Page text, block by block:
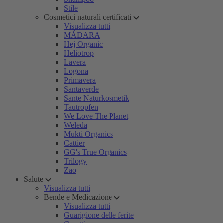
Stile
Cosmetici naturali certificati
Visualizza tutti
MÁDARA
Hej Organic
Heliotrop
Lavera
Logona
Primavera
Santaverde
Sante Naturkosmetik
Tautropfen
We Love The Planet
Weleda
Mukti Organics
Cattier
GG's True Organics
Trilogy
Zao
Salute
Visualizza tutti
Bende e Medicazione
Visualizza tutti
Guarigione delle ferite